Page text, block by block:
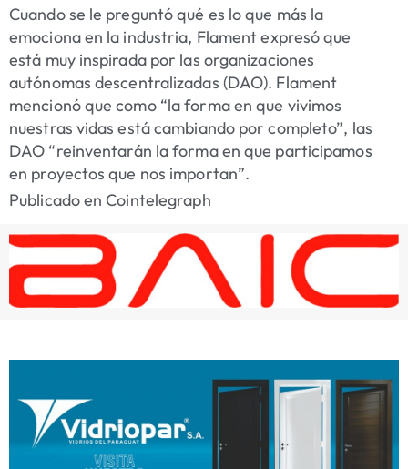
Cuando se le preguntó qué es lo que más la
emociona en la industria, Flament expresó que
está muy inspirada por las organizaciones
autónomas descentralizadas (DAO). Flament
mencionó que como “la forma en que vivimos
nuestras vidas está cambiando por completo”, las
DAO “reinventarán la forma en que participamos
en proyectos que nos importan”.
Publicado en Cointelegraph